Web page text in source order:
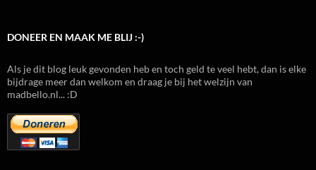
DONEER EN MAAK ME BLIJ :-)
Als je dit blog leuk gevonden heb en toch geld te veel hebt, dan is elke
bijdrage meer dan welkom en draag je bij het welzijn van
madbello.nl... :D